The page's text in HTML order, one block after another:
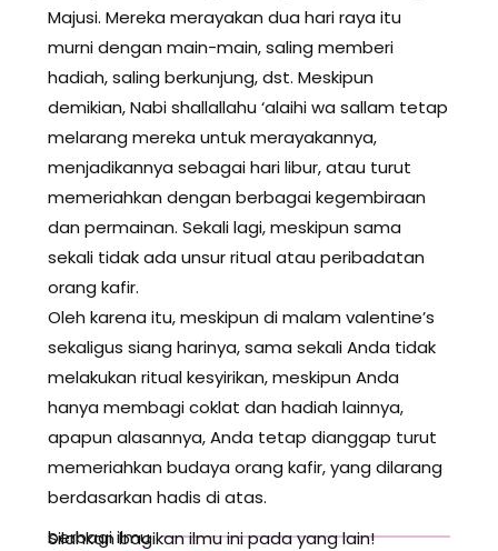
Majusi. Mereka merayakan dua hari raya itu
murni dengan main-main, saling memberi
hadiah, saling berkunjung, dst. Meskipun
demikian, Nabi shallallahu ‘alaihi wa sallam tetap
melarang mereka untuk merayakannya,
menjadikannya sebagai hari libur, atau turut
memeriahkan dengan berbagai kegembiraan
dan permainan. Sekali lagi, meskipun sama
sekali tidak ada unsur ritual atau peribadatan
orang kafir.
Oleh karena itu, meskipun di malam valentine’s
sekaligus siang harinya, sama sekali Anda tidak
melakukan ritual kesyirikan, meskipun Anda
hanya membagi coklat dan hadiah lainnya,
apapun alasannya, Anda tetap dianggap turut
memeriahkan budaya orang kafir, yang dilarang
berdasarkan hadis di atas.
berbagi ilmu
Silahkan bagikan ilmu ini pada yang lain!